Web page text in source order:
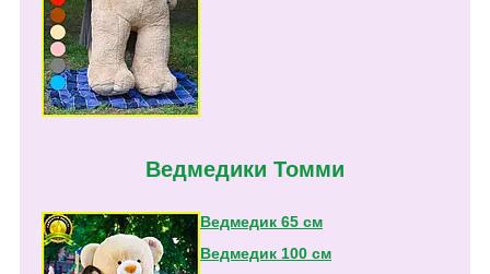
Ведмедики Томми
Ведмедик 65 см
Ведмедик 100 см